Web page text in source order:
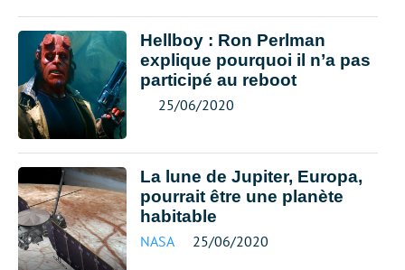
Hellboy : Ron Perlman
explique pourquoi il n’a pas
participé au reboot
25/06/2020
La lune de Jupiter, Europa,
pourrait être une planète
habitable
NASA 25/06/2020